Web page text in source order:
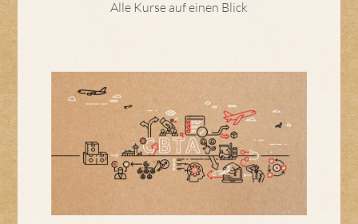
Alle Kurse auf einen Blick